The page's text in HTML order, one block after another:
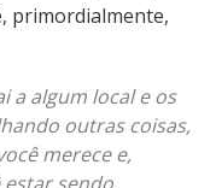
primordialmente,
a algum local e os
outras coisas,
merece e,